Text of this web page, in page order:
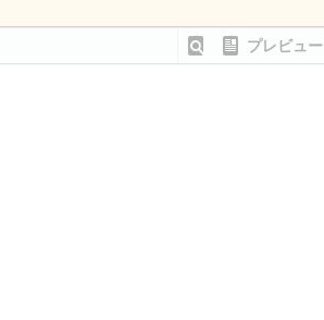
プレビュー